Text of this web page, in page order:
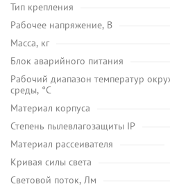
Тип крепления
Рабочее напряжение, В
Масса, кг
Блок аварийного питания
Рабочий диапазон температур
среды, °C
Материал корпуса
Степень пылевлагозащиты IP
Материал рассеивателя
Кривая силы света
Световой поток, Лм